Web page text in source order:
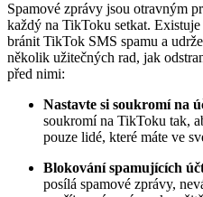
Spamové zprávy jsou otravným
každý na TikToku setkat.
bránit TikTok SMS spamu a
několik užitečných rad, jak
před nimi:
Nastavte si soukromí na
soukromí na TikToku tak,
pouze lidé, které máte ve
Blokování spamujících
posílá spamové zprávy,